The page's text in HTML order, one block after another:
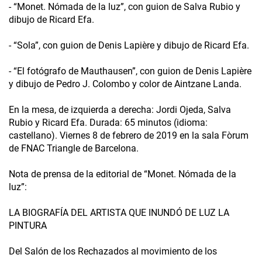
- “Monet. Nómada de la luz”, con guion de Salva Rubio y
dibujo de Ricard Efa.
- “Sola”, con guion de Denis Lapière y dibujo de Ricard Efa.
- “El fotógrafo de Mauthausen”, con guion de Denis Lapière
y dibujo de Pedro J. Colombo y color de Aintzane Landa.
En la mesa, de izquierda a derecha: Jordi Ojeda, Salva
Rubio y Ricard Efa. Durada: 65 minutos (idioma:
castellano). Viernes 8 de febrero de 2019 en la sala Fòrum
de FNAC Triangle de Barcelona.
Nota de prensa de la editorial de “Monet. Nómada de la
luz”:
LA BIOGRAFÍA DEL ARTISTA QUE INUNDÓ DE LUZ LA
PINTURA
Del Salón de los Rechazados al movimiento de los